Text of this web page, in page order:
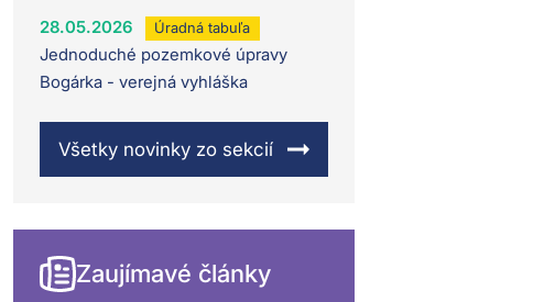
28.05.2026 Úradná tabuľa
Jednoduché pozemkové úpravy
Bogárka - verejná vyhláška
Všetky novinky zo sekcií
Zaujímavé články